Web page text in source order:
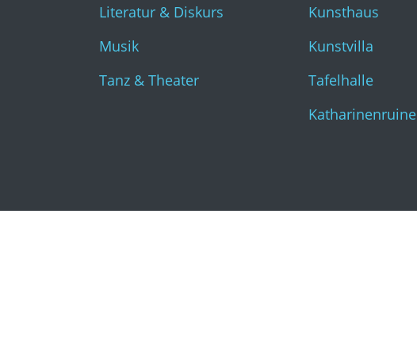
Literatur & Diskurs
Musik
Tanz & Theater
Kunsthaus
Kunstvilla
Tafelhalle
Katharinenruine